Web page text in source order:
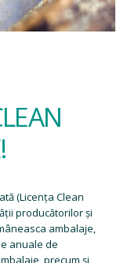
(Licența Clean
producătorilor și
ambalaje,
anuale de
precum și